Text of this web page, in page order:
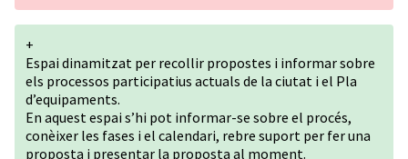
+
Espai dinamitzat per recollir propostes i informar sobre
els processos participatius actuals de la ciutat i el Pla
d’equipaments.
En aquest espai s’hi pot informar-se sobre el procés,
conèixer les fases i el calendari, rebre suport per fer una
proposta i presentar la proposta al moment.